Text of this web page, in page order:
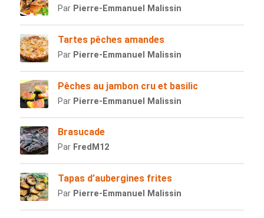
Par Pierre-Emmanuel Malissin
Tartes pêches amandes
Par Pierre-Emmanuel Malissin
Pêches au jambon cru et basilic
Par Pierre-Emmanuel Malissin
Brasucade
Par FredM12
Tapas d’aubergines frites
Par Pierre-Emmanuel Malissin